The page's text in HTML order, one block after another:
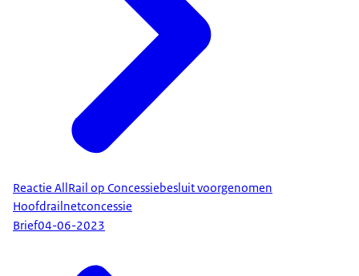
Reactie AllRail op Concessiebesluit voorgenomen
Hoofdrailnetconcessie
Brief04-06-2023